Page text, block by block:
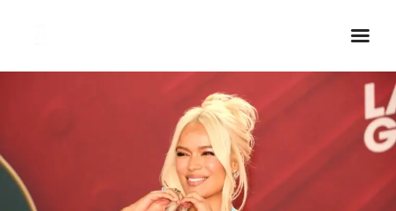
Inicio Real FM
Descarga La APP